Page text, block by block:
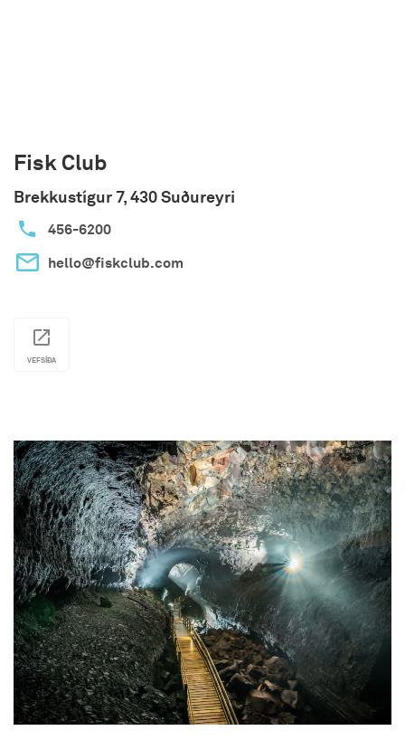
jafnvægi er á milli spennu, öryggis og frásagnar.
Fisk Club
Brekkustígur 7, 430 Suðureyri
456-6200
hello@fiskclub.com
VEFSÍÐA